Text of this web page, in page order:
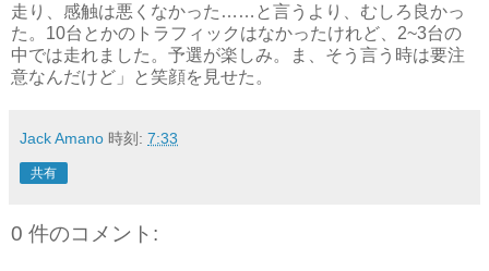
走り、感触は悪くなかった……と言うより、むしろ良かっ
た。10台とかのトラフィックはなかったけれど、2~3台の
中では走れました。予選が楽しみ。ま、そう言う時は要注
意なんだけど」と笑顔を見せた。
Jack Amano 時刻: 7:33
共有
0 件のコメント: